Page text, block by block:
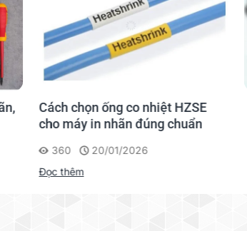
Cách chọn ống co nhiệt HZSE
cho máy in nhãn đúng chuẩn
360
20/01/2026
Đọc thêm